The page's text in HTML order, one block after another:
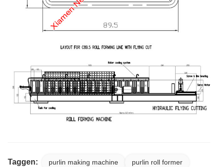
Taggen: purlin making machine purlin roll former